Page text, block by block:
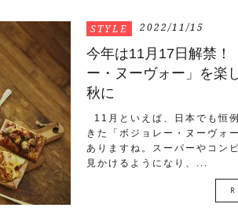
STYLE 2022/11/15
今年は11月17日解禁！
ー・ヌーヴォー」を楽
秋に
11月といえば、日本でも恒
きた「ボジョレー・ヌーヴォ
ありますね。スーパーやコン
見かけるようになり、...